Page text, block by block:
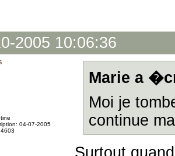
2005 10:06:36
04-07-2005
Marie a
Moi je
continue
Surtout